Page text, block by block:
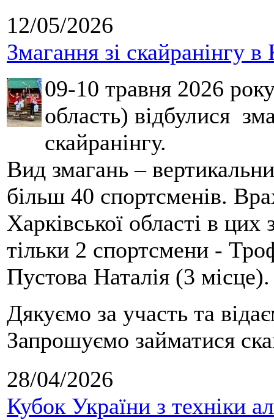
12/05/2026
Змагання зі скайранінгу в
09-10 травня 2026
область) відбулися
скайранінгу.
Вид змагань –
більш 40 спортсменів.
Харківської області в
тільки 2 спортсмени -
Пустова Наталія (3 місце).
Дякуємо за участь та
Запрошуємо займатися
28/04/2026
Кубок України з техніки